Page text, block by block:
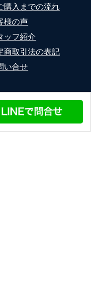
購入までの流れ
様の声
ッフ紹介
商取引法の表記
い合せ